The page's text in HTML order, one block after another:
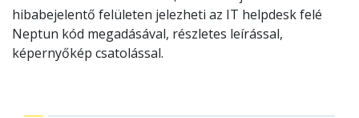
hibabejelentő felületen jelezheti az IT helpdesk felé
Neptun kód megadásával, részletes leírással,
képernyőkép csatolással.